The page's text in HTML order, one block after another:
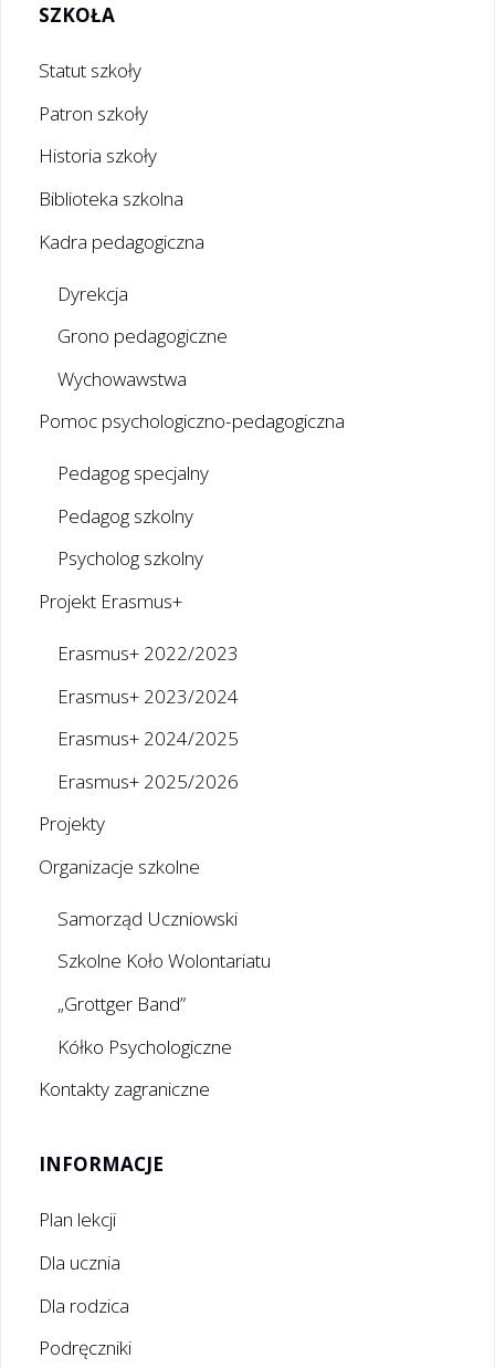
SZKOŁA
Statut szkoły
Patron szkoły
Historia szkoły
Biblioteka szkolna
Kadra pedagogiczna
Dyrekcja
Grono pedagogiczne
Wychowawstwa
Pomoc psychologiczno-pedagogiczna
Pedagog specjalny
Pedagog szkolny
Psycholog szkolny
Projekt Erasmus+
Erasmus+ 2022/2023
Erasmus+ 2023/2024
Erasmus+ 2024/2025
Erasmus+ 2025/2026
Projekty
Organizacje szkolne
Samorząd Uczniowski
Szkolne Koło Wolontariatu
„Grottger Band”
Kółko Psychologiczne
Kontakty zagraniczne
INFORMACJE
Plan lekcji
Dla ucznia
Dla rodzica
Podręczniki